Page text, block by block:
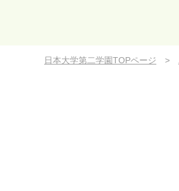
日本大学第二学園TOPページ